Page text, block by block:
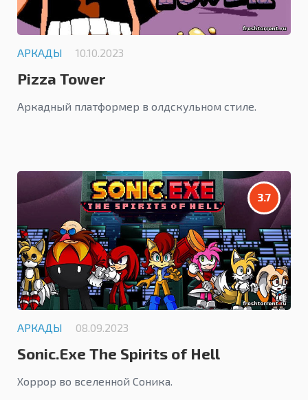
АРКАДЫ 10.10.2023
Pizza Tower
Аркадный платформер в олдскульном стиле.
3.7
АРКАДЫ 08.09.2023
Sonic.Exe The Spirits of Hell
Хоррор во вселенной Соника.